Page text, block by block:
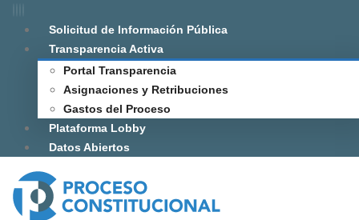
Solicitud de Información Pública
Transparencia Activa
Portal Transparencia
Asignaciones y Retribuciones
Gastos del Proceso
Plataforma Lobby
Datos Abiertos